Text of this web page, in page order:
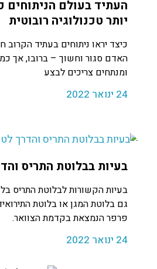
העתיד בעולם הניתוחים
יותר טכנולוגיה רובוטית
כיצד יראו ניתוחים בעתיד הקרוב
האדם סגור וחשוך – ברובו, אך
ומנתחים צריכים לבצע
24 ינואר 2022
בעיות בבלוטת התריס
בעיות הקשורות לבלוטת התריס
גם בלוטת המגן או בלוטת
פרפר הנמצאת בקדמת הצוואר.
24 ינואר 2022